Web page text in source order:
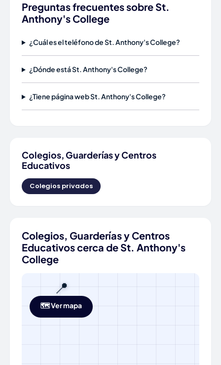
Preguntas frecuentes sobre St.
Anthony's College
¿Cuál es el teléfono de St. Anthony's College?
¿Dónde está St. Anthony's College?
¿Tiene página web St. Anthony's College?
Colegios, Guarderías y Centros
Educativos
Colegios privados
Colegios, Guarderías y Centros
Educativos cerca de St. Anthony's
College
📍
🗺️ Ver mapa